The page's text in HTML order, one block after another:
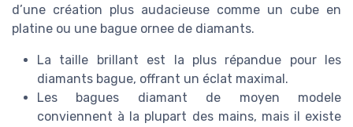
d’une création plus audacieuse comme un cube en
platine ou une bague ornee de diamants.
La taille brillant est la plus répandue pour les
diamants bague, offrant un éclat maximal.
Les bagues diamant de moyen modele
conviennent à la plupart des mains, mais il existe